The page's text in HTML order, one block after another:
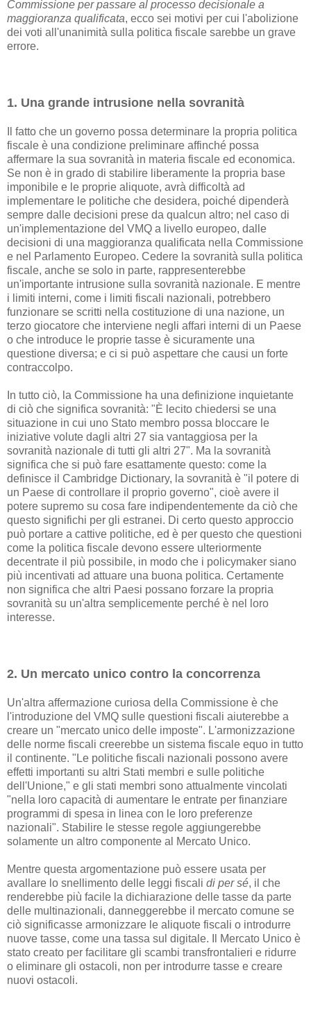
Commissione per passare al processo decisionale a
maggioranza qualificata, ecco sei motivi per cui l'abolizione
dei voti all'unanimità sulla politica fiscale sarebbe un grave
errore.
1. Una grande intrusione nella sovranità
Il fatto che un governo possa determinare la propria politica
fiscale è una condizione preliminare affinché possa
affermare la sua sovranità in materia fiscale ed economica.
Se non è in grado di stabilire liberamente la propria base
imponibile e le proprie aliquote, avrà difficoltà ad
implementare le politiche che desidera, poiché dipenderà
sempre dalle decisioni prese da qualcun altro; nel caso di
un'implementazione del VMQ a livello europeo, dalle
decisioni di una maggioranza qualificata nella Commissione
e nel Parlamento Europeo. Cedere la sovranità sulla politica
fiscale, anche se solo in parte, rappresenterebbe
un'importante intrusione sulla sovranità nazionale. E mentre
i limiti interni, come i limiti fiscali nazionali, potrebbero
funzionare se scritti nella costituzione di una nazione, un
terzo giocatore che interviene negli affari interni di un Paese
o che introduce le proprie tasse è sicuramente una
questione diversa; e ci si può aspettare che causi un forte
contraccolpo.
In tutto ciò, la Commissione ha una definizione inquietante
di ciò che significa sovranità: "È lecito chiedersi se una
situazione in cui uno Stato membro possa bloccare le
iniziative volute dagli altri 27 sia vantaggiosa per la
sovranità nazionale di tutti gli altri 27". Ma la sovranità
significa che si può fare esattamente questo: come la
definisce il Cambridge Dictionary, la sovranità è "il potere di
un Paese di controllare il proprio governo", cioè avere il
potere supremo su cosa fare indipendentemente da ciò che
questo significhi per gli estranei. Di certo questo approccio
può portare a cattive politiche, ed è per questo che questioni
come la politica fiscale devono essere ulteriormente
decentrate il più possibile, in modo che i policymaker siano
più incentivati ​​ad attuare una buona politica. Certamente
non significa che altri Paesi possano forzare la propria
sovranità su un'altra semplicemente perché è nel loro
interesse.
2. Un mercato unico contro la concorrenza
Un'altra affermazione curiosa della Commissione è che
l'introduzione del VMQ sulle questioni fiscali aiuterebbe a
creare un "mercato unico delle imposte". L'armonizzazione
delle norme fiscali creerebbe un sistema fiscale equo in tutto
il continente. "Le politiche fiscali nazionali possono avere
effetti importanti su altri Stati membri e sulle politiche
dell'Unione," e gli stati membri sono attualmente vincolati
"nella loro capacità di aumentare le entrate per finanziare
programmi di spesa in linea con le loro preferenze
nazionali". Stabilire le stesse regole aggiungerebbe
solamente un altro componente al Mercato Unico.
Mentre questa argomentazione può essere usata per
avallare lo snellimento delle leggi fiscali di per sé, il che
renderebbe più facile la dichiarazione delle tasse da parte
delle multinazionali, danneggerebbe il mercato comune se
ciò significasse armonizzare le aliquote fiscali o introdurre
nuove tasse, come una tassa sul digitale. Il Mercato Unico è
stato creato per facilitare gli scambi transfrontalieri e ridurre
o eliminare gli ostacoli, non per introdurre tasse e creare
nuovi ostacoli.